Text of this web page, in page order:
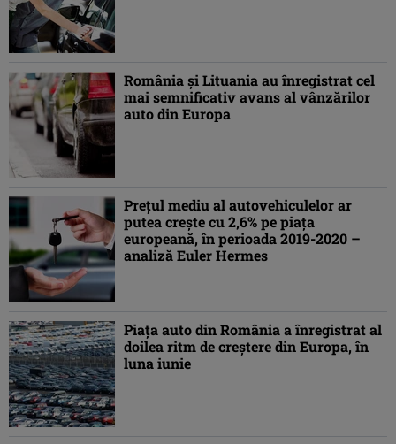
România şi Lituania au înregistrat cel
mai semnificativ avans al vânzărilor
auto din Europa
Preţul mediu al autovehiculelor ar
putea creşte cu 2,6% pe piaţa
europeană, în perioada 2019-2020 –
analiză Euler Hermes
Piaţa auto din România a înregistrat al
doilea ritm de creştere din Europa, în
luna iunie